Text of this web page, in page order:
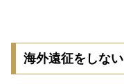
海外遠征をしな